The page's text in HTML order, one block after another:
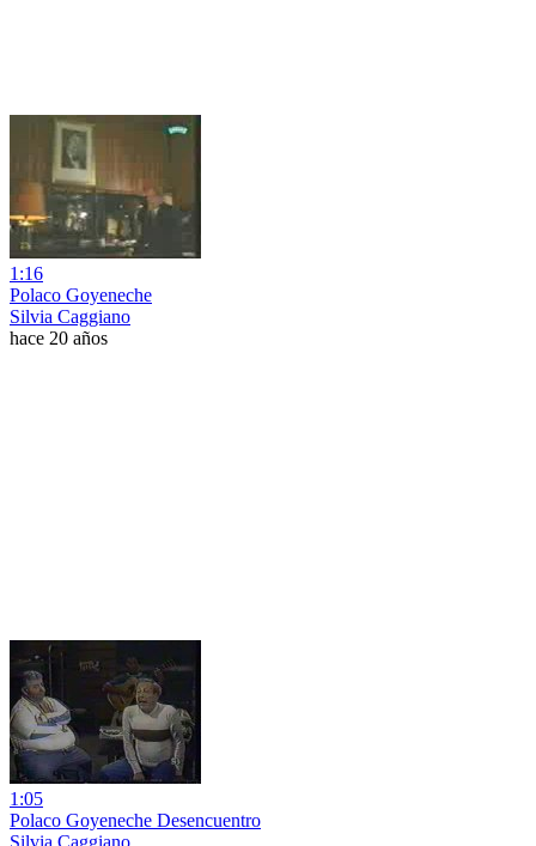
1:16
Polaco Goyeneche
Silvia Caggiano
hace 20 años
1:05
Polaco Goyeneche Desencuentro